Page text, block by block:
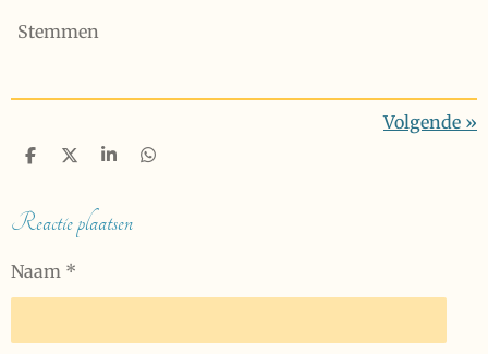
Stemmen
Volgende »
D
e
n
D
l
S
r
e
D
Reactie plaatsen
Naam *